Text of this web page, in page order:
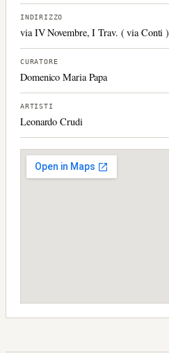
INDIRIZZO
via IV Novembre, I Trav. ( via Conti )
CURATORE
Domenico Maria Papa
ARTISTI
Leonardo Crudi